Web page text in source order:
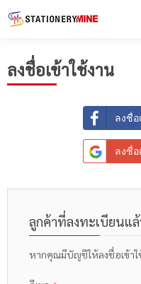
ลงชื่อเข้าใช้งาน
ลงชื่อ
ลงชื่อ
ลูกค้าที่ลงทะเบียนแล้
หากคุณมีบัญชีให้ลงชื่อเข้า